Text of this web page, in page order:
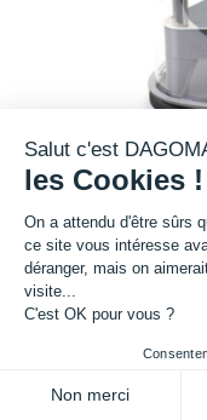
Protégez votre
conservation de la
Compatible avec les
SIGMA.
Salut c'est
les Cookies !
On a attendu d'être sûrs
ce site vous intéresse
déranger, mais on
visite...
C'est OK pour vous ?
Non merci